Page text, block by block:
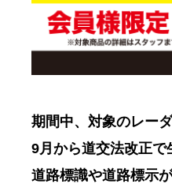
期間中、対象のレー
9月から道交法改正で
道路標識や道路標示